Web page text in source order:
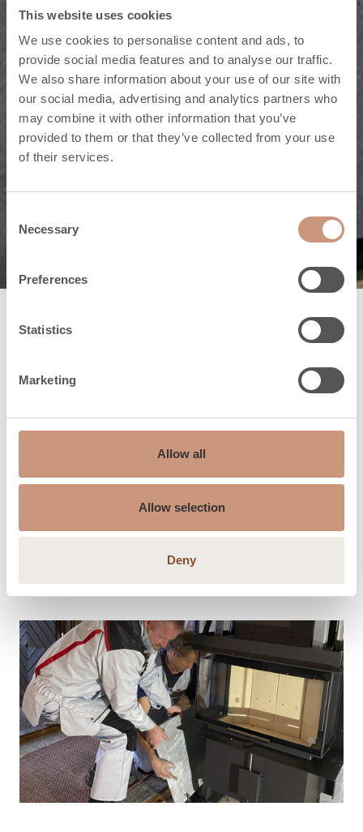
This website uses cookies
We use cookies to personalise content and ads, to
provide social media features and to analyse our traffic.
We also share information about your use of our site with
our social media, advertising and analytics partners who
may combine it with other information that you’ve
provided to them or that they’ve collected from your use
of their services.
Selection
Necessary
Preferences
Statistics
Marketing
Allow all
Allow selection
Deny
Takat ja hormit kokonaispalveluna
Koulutetut myyjät
hoitavat hommat
Takkojen asennukset
ammattitaidolla
Varaavat takat myydään aina asennettuna.
kouluttama Uunimestari, joka on alansa
ammattilainen. Uunimestari tuntee takat kuin omat
taskunsa. Hän hoitaa työt kotiasi kunnioittaen
paikalliset rakennus- ja